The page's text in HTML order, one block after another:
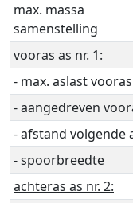
max. massa
samenstelling
vooras as nr. 1:
- max. aslast vooras
- aangedreven
- afstand volgende
- spoorbreedte
achteras as nr. 2: